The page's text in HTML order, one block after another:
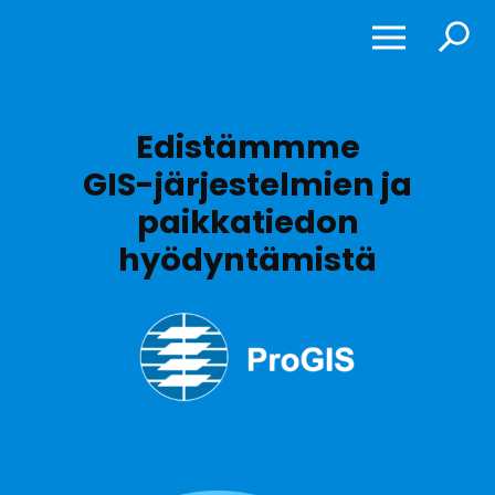
Näytä
tai
Näytä
tai
Edistämmme
GIS-järjestelmien ja
paikkatiedon
hyödyntämistä